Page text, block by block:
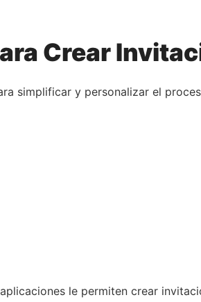
Crear
simplificar y personalizar el
le permiten crear